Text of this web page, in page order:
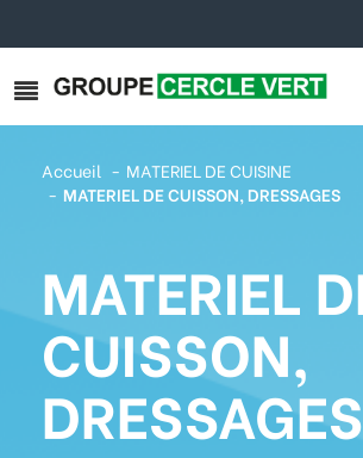
Accueil
MATERIEL DE CUISINE
MATERIEL DE CUISSON, DRESSAGES
MATERIEL
CUISSON,
DRESSAGES